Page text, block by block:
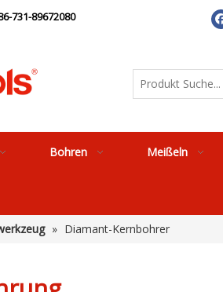
731-89672080
Bohren Meißeln
» Diamant-Kernbohrer